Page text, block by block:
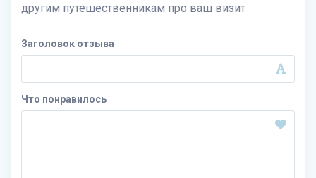
другим путешественникам про ваш визит
Заголовок отзыва
Что понравилось